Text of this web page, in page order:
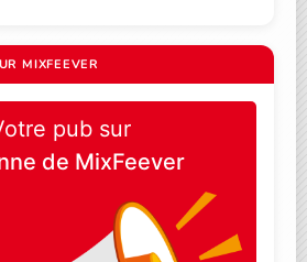
MIXFEEVER
pub sur
de MixFeever